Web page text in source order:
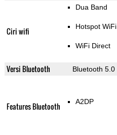
Ciri wifi
Dua Band
Hotspot WiFi
WiFi Direct
Versi Bluetooth Bluetooth 5.0
Features Bluetooth A2DP